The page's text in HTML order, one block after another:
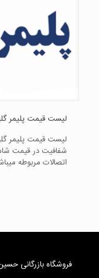
لیست قیمت پلیمر
لیست قیمت پلیمر
شفافیت در قیمت
اتصالات مربوطه
فروشگاه بازرگانی